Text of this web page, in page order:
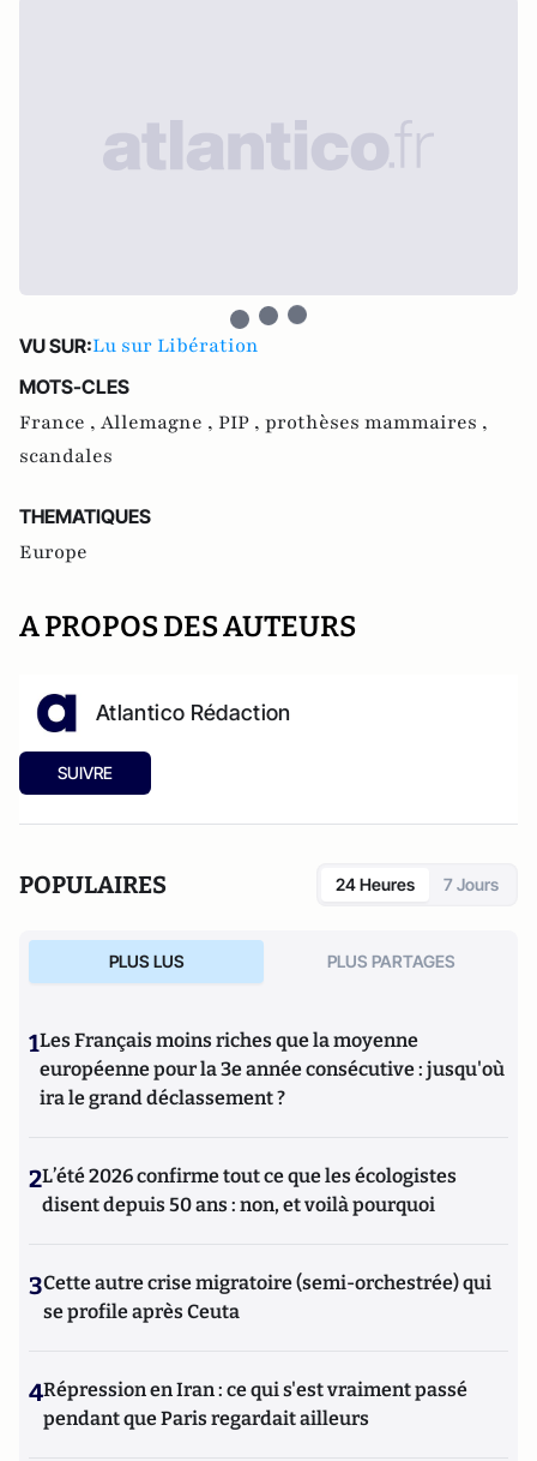
VU SUR:Lu sur Libération
MOTS-CLES
France , Allemagne , PIP , prothèses mammaires ,
scandales
THEMATIQUES
Europe
A PROPOS DES AUTEURS
Atlantico Rédaction
SUIVRE
POPULAIRES 24 Heures 7 Jours
PLUS LUS PLUS PARTAGES
1Les Français moins riches que la moyenne
européenne pour la 3e année consécutive : jusqu'où
ira le grand déclassement ?
2L’été 2026 confirme tout ce que les écologistes
disent depuis 50 ans : non, et voilà pourquoi
3Cette autre crise migratoire (semi-orchestrée) qui
se profile après Ceuta
4Répression en Iran : ce qui s'est vraiment passé
pendant que Paris regardait ailleurs